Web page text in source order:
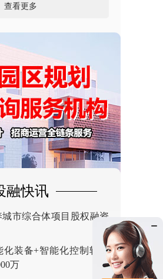
查看更多
融快讯
市综合体项目股权融资
化装备+智能化控制软件
万